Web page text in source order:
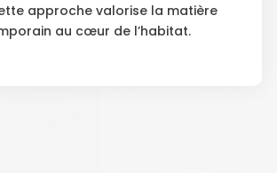
approche valorise la matière
au cœur de l’habitat.